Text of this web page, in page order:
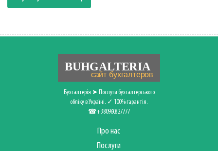
Бухгалтерія ➤ Послуги бухгалтерського
обліку в Україні. ✓ 100% гарантія.
☎+380960327777
Про нас
Послуги